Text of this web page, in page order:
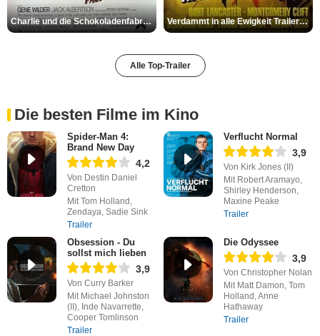
Charlie und die Schokoladenfabrik Trailer OV Verdammt in alle Ewigkeit Trailer OV
Alle Top-Trailer
Die besten Filme im Kino
Spider-Man 4:
Brand New Day
4,2
Von Destin Daniel
Cretton
Mit Tom Holland,
Zendaya, Sadie Sink
Trailer
Verflucht Normal
3,9
Von Kirk Jones (II)
Mit Robert Aramayo,
Shirley Henderson,
Maxine Peake
Trailer
Obsession - Du
sollst mich lieben
3,9
Von Curry Barker
Mit Michael Johnston
(II), Inde Navarrette,
Cooper Tomlinson
Trailer
Die Odyssee
3,9
Von Christopher Nolan
Mit Matt Damon, Tom
Holland, Anne
Hathaway
Trailer